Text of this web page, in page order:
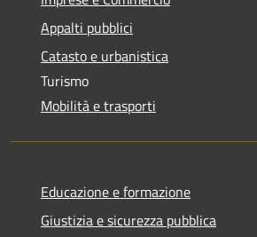
Appalti pubblici
Catasto e urbanistica
Turismo
Mobilità e trasporti
Educazione e formazione
Giustizia e sicurezza pubblica